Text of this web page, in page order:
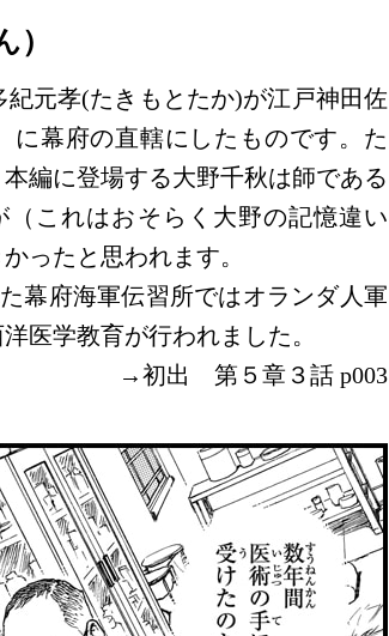
）
元孝(たきもとたか)が江戸神田佐
に幕府の直轄にしたものです。た
編に登場する大野千秋は師である
これはおそらく大野の記憶違い
ったと思われます。
幕府海軍伝習所ではオランダ人軍
医学教育が行われました。
→初出 第５章３話 p003